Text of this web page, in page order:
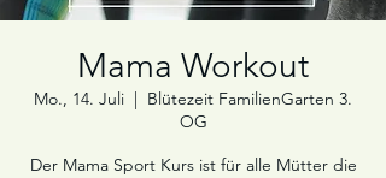
Mama Workout
Mo., 14. Juli
  |
Blütezeit FamilienGarten 3.
OG
Der Mama Sport Kurs ist für alle Mütter die